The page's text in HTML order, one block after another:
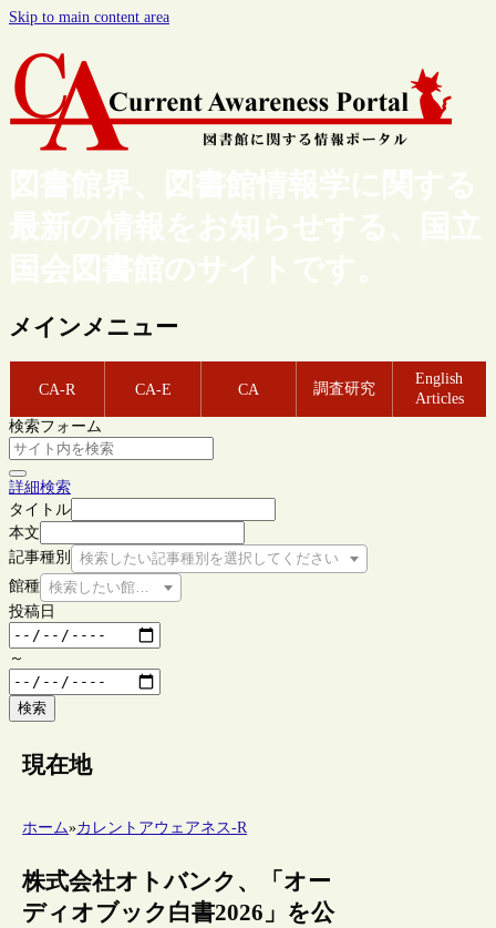
Skip to main content area
図書館界、図書館情報学に関する
最新の情報をお知らせする、国立
国会図書館のサイトです。
メインメニュー
CA-R CA-E CA 調査研究
English
Articles
検索フォーム
詳細検索
タイトル
本文
記事種別
検索したい記事種別を選択してください
館種 検索したい館種を選択してください
投稿日
～
検索
現在地
ホーム»カレントアウェアネス-R
株式会社オトバンク、「オー
ディオブック白書2026」を公